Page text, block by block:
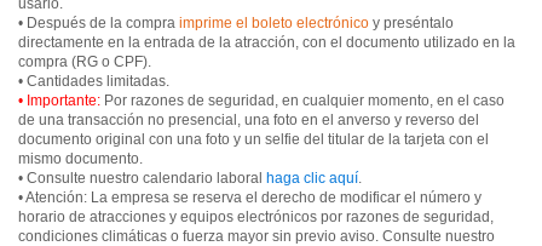
usarlo.
• Después de la compra imprime el boleto electrónico y preséntalo
directamente en la entrada de la atracción, con el documento utilizado en la
compra (RG o CPF).
• Importante: Por razones de seguridad, en cualquier momento, en el caso
de una transacción no presencial, una foto en el anverso y reverso del
documento original con una foto y un selfie del titular de la tarjeta con el
mismo documento.
• Consulte nuestro calendario laboral haga clic aquí.
• Atención: La empresa se reserva el derecho de modificar el número y
horario de atracciones y equipos electrónicos por razones de seguridad,
condiciones climáticas o fuerza mayor sin previo aviso. Consulte nuestro